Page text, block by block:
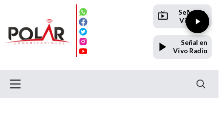
Señal en
Vivo TV
Señal en
Vivo Radio